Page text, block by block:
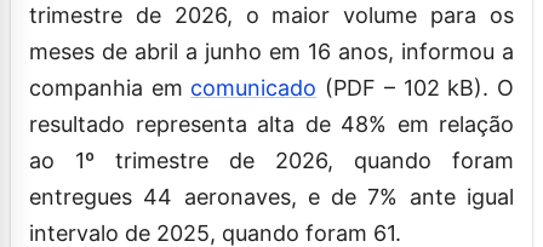
trimestre de 2026, o maior volume para os
meses de abril a junho em 16 anos, informou a
companhia em comunicado (PDF – 102 kB). O
resultado representa alta de 48% em relação
ao 1º trimestre de 2026, quando foram
entregues 44 aeronaves, e de 7% ante igual
intervalo de 2025, quando foram 61.